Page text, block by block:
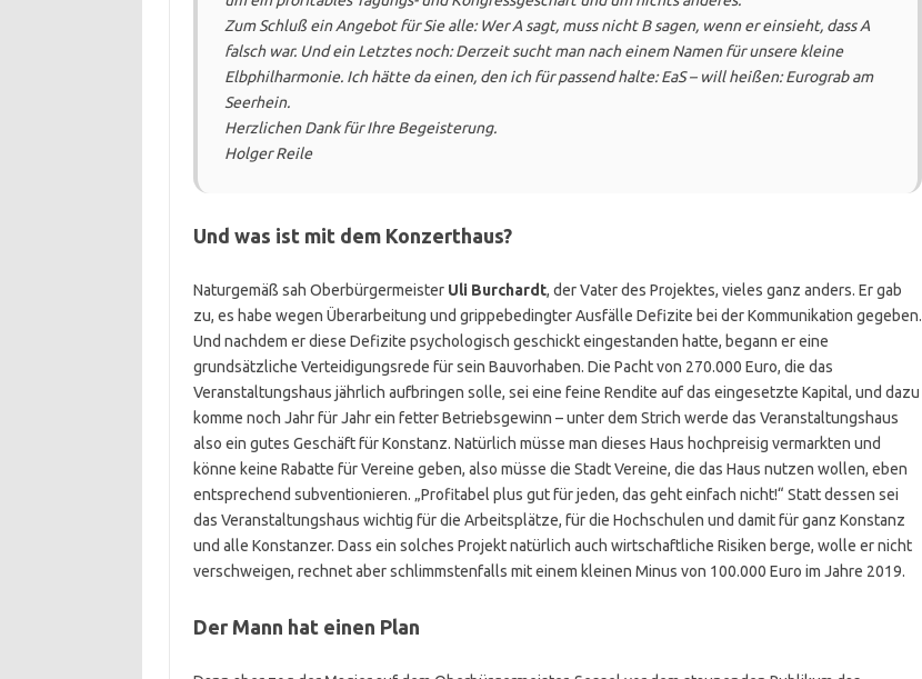
Zum Schluß ein Angebot für Sie alle: Wer A sagt, muss nicht B sagen, wenn er einsieht, dass A
falsch war. Und ein Letztes noch: Derzeit sucht man nach einem Namen für unsere kleine
Elbphilharmonie. Ich hätte da einen, den ich für passend halte: EaS – will heißen: Eurograb am
Seerhein.
Herzlichen Dank für Ihre Begeisterung.
Holger Reile
Und was ist mit dem Konzerthaus?
Naturgemäß sah Oberbürgermeister Uli Burchardt, der Vater des Projektes, vieles ganz anders. Er gab
zu, es habe wegen Überarbeitung und grippebedingter Ausfälle Defizite bei der Kommunikation gegeben.
Und nachdem er diese Defizite psychologisch geschickt eingestanden hatte, begann er eine
grundsätzliche Verteidigungsrede für sein Bauvorhaben. Die Pacht von 270.000 Euro, die das
Veranstaltungshaus jährlich aufbringen solle, sei eine feine Rendite auf das eingesetzte Kapital, und dazu
komme noch Jahr für Jahr ein fetter Betriebsgewinn – unter dem Strich werde das Veranstaltungshaus
also ein gutes Geschäft für Konstanz. Natürlich müsse man dieses Haus hochpreisig vermarkten und
könne keine Rabatte für Vereine geben, also müsse die Stadt Vereine, die das Haus nutzen wollen, eben
entsprechend subventionieren. „Profitabel plus gut für jeden, das geht einfach nicht!“ Statt dessen sei
das Veranstaltungshaus wichtig für die Arbeitsplätze, für die Hochschulen und damit für ganz Konstanz
und alle Konstanzer. Dass ein solches Projekt natürlich auch wirtschaftliche Risiken berge, wolle er nicht
verschweigen, rechnet aber schlimmstenfalls mit einem kleinen Minus von 100.000 Euro im Jahre 2019.
Der Mann hat einen Plan